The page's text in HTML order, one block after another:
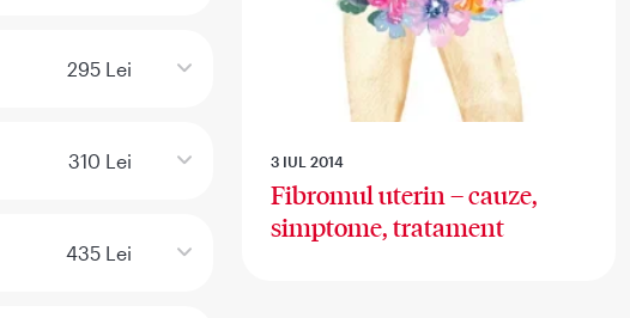
295 Lei
310 Lei
435 Lei
3 IUL 2014
Fibromul uterin – cauze,
simptome, tratament